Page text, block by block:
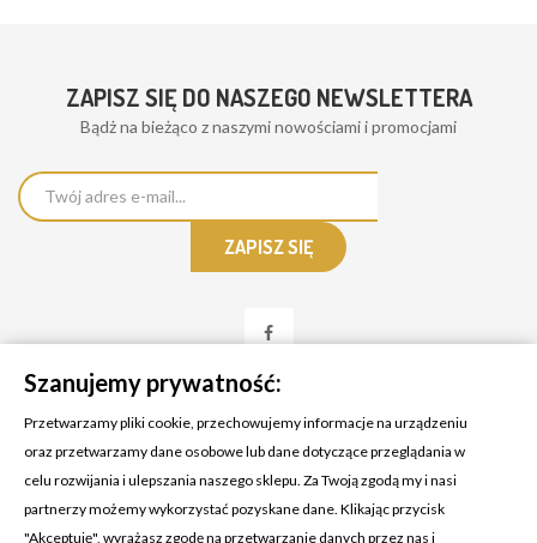
ZAPISZ SIĘ DO NASZEGO NEWSLETTERA
Bądż na bieżąco z naszymi nowościami i promocjami
KONTAKT Z NAMI
Adres: Cosmetic4car
Szanujemy prywatność:
Przetwarzamy pliki cookie, przechowujemy informacje na urządzeniu
oraz przetwarzamy dane osobowe lub dane dotyczące przeglądania w
celu rozwijania i ulepszania naszego sklepu. Za Twoją zgodą my i nasi
partnerzy możemy wykorzystać pozyskane dane. Klikając przycisk
"Akceptuję", wyrażasz zgodę na przetwarzanie danych przez nas i